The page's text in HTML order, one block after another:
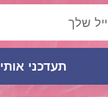
תעדכני אותי